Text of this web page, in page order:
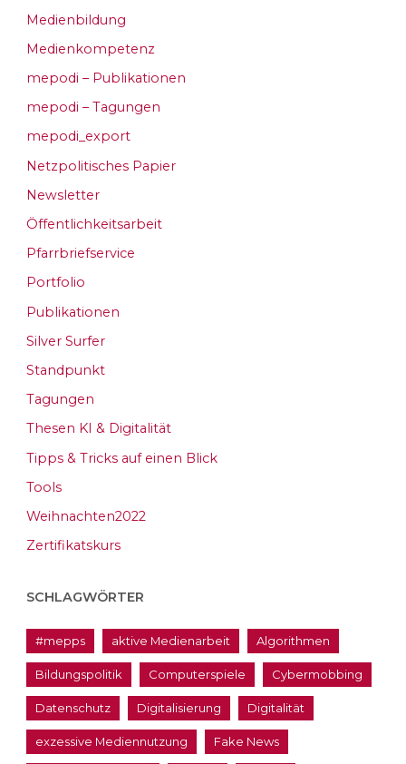
Medienbildung
Medienkompetenz
mepodi – Publikationen
mepodi – Tagungen
mepodi_export
Netzpolitisches Papier
Newsletter
Öffentlichkeitsarbeit
Pfarrbriefservice
Portfolio
Publikationen
Silver Surfer
Standpunkt
Tagungen
Thesen KI & Digitalität
Tipps & Tricks auf einen Blick
Tools
Weihnachten2022
Zertifikatskurs
SCHLAGWÖRTER
#mepps aktive Medienarbeit Algorithmen
Bildungspolitik Computerspiele Cybermobbing
Datenschutz Digitalisierung Digitalität
exzessive Mediennutzung Fake News